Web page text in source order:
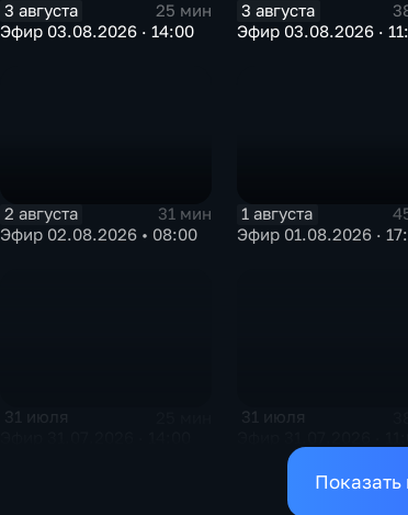
3 августа
25 мин
Эфир 03.08.2026 · 14:00
3 августа
Эфир 03.08.2026 ·
2 августа
31 мин
Эфир 02.08.2026 • 08:00
1 августа
Эфир 01.08.2026 ·
31 июля 31 июля
Показать